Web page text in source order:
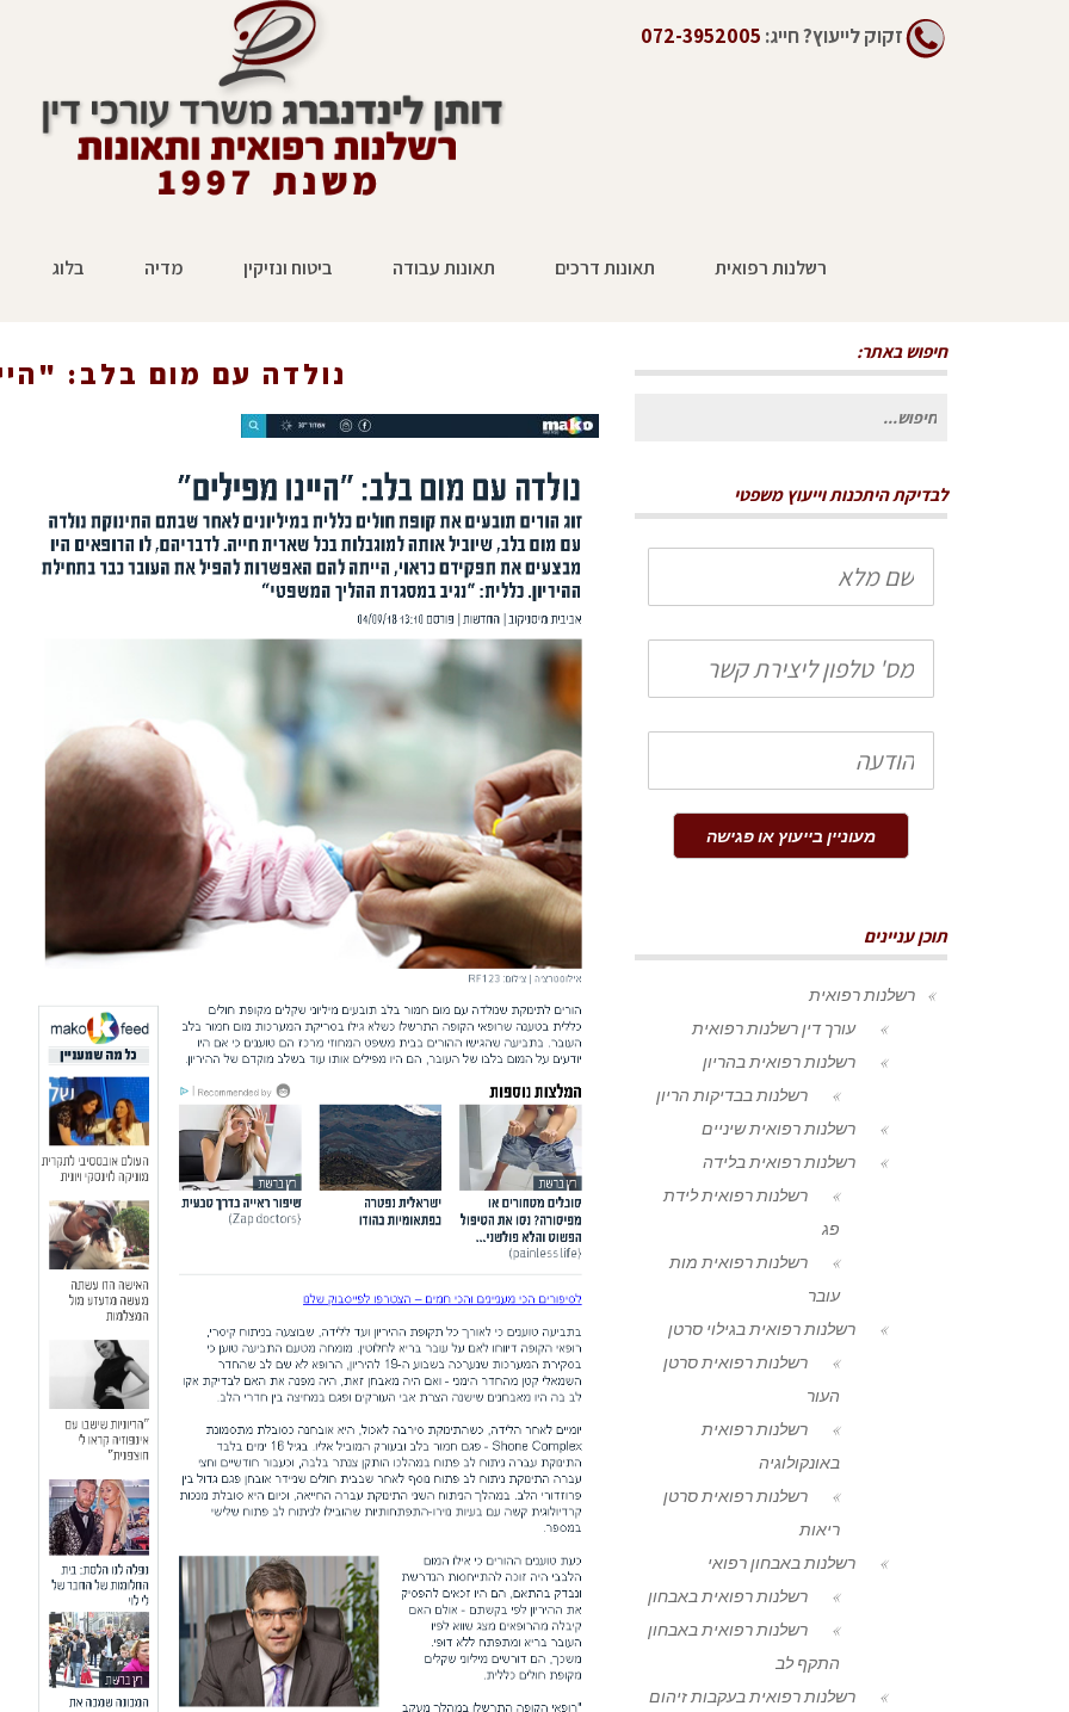
זקוק לייעוץ?חייג: 072-3952005
רשלנות רפואית תאונות דרכים תאונות עבודה ביטוח ונזיקין מדיה בלוג
נולדה עם מום בלב:
חיפוש באתר:
חיפוש
לבדיקת היתכנות וייעוץ משפטי
שם
מלא
טלפון
הודעה
מעוניין בייעוץ או פגישה
תוכן עניינים
רשלנות רפואית
עורך דין רשלנות רפואית
רשלנות רפואית בהריון
רשלנות בבדיקות הריון
רשלנות רפואית שיניים
רשלנות רפואית בלידה
רשלנות רפואית לידת
פג
רשלנות רפואית מות
עובר
רשלנות רפואית בגילוי סרטן
רשלנות רפואית סרטן
העור
רשלנות רפואית
באונקולוגיה
רשלנות רפואית סרטן
ריאות
רשלנות באבחון רפואי
רשלנות רפואית באבחון
רשלנות רפואית באבחון
התקף לב
רשלנות רפואית בעקבות זיהום